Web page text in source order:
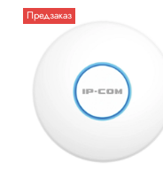
Предзаказ